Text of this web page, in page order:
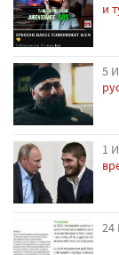
и
5
1